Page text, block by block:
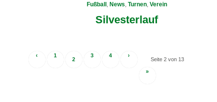
Fußball, News Turnen, Verein
Silvesterlauf
Seite 2 von 13
‹ 1
2
3 4 ›
»